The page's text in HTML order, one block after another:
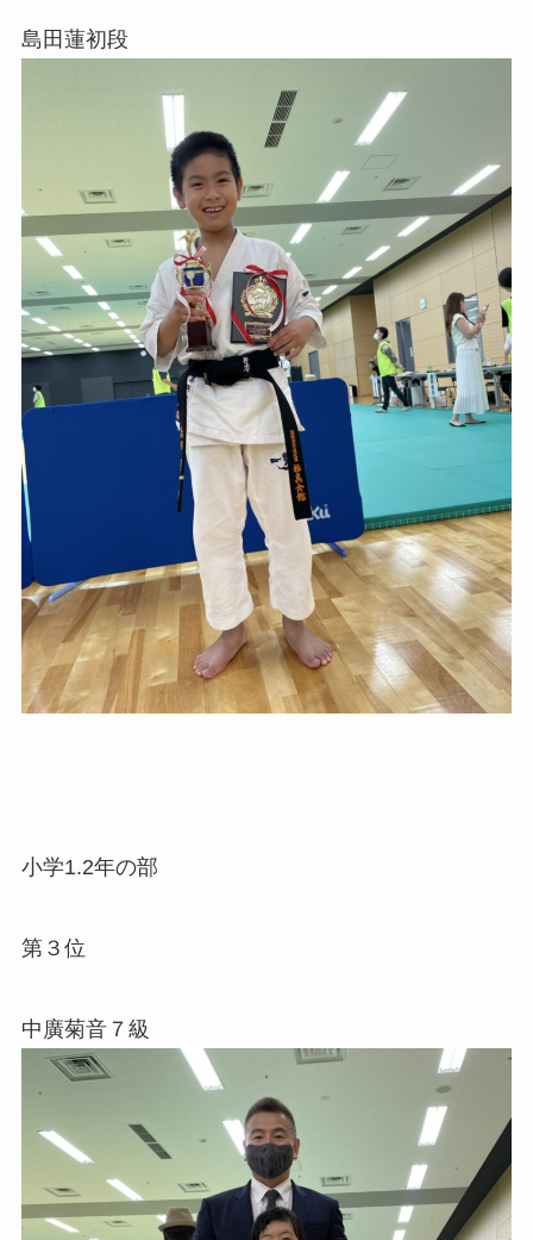
島田蓮初段
小学1.2年の部
第３位
中廣菊音７級